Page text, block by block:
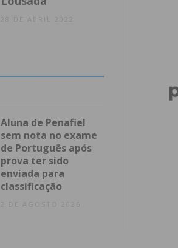
28 DE ABRIL 2022
Aluna de Penafiel
sem nota no exame
de Português após
prova ter sido
enviada para
classificação
2 DE AGOSTO 2026